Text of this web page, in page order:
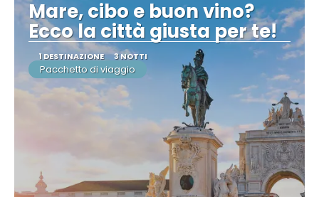
Mare, cibo e buon vino?
Ecco la città giusta per te!
1 DESTINAZIONE 3 NOTTI
Pacchetto di viaggio